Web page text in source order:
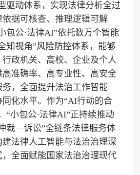
驱动体系，实现法律分析全过
据可核查、推理逻辑可解
包公·法律AI”依托数万个智能
知视角”风险防控体系，能够
政机关、高校、企业及个人
准确率、高专业性、高安全
，全面提升法治工作智能
化水平。作为“AI行动的合
“小包公·法律AI”正持续推动
裁—诉讼”全链条法律服务体
法律人工智能与法治治理深
全面赋能国家法治治理现代